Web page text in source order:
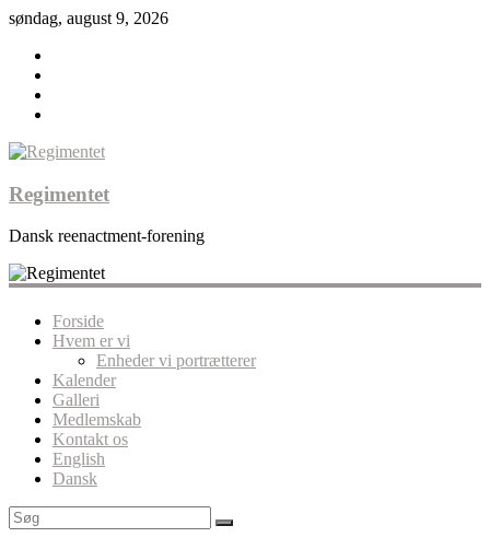
søndag, august 9, 2026
Regimentet
Dansk reenactment-forening
Forside
Hvem er vi
Enheder vi portrætterer
Kalender
Galleri
Medlemskab
Kontakt os
English
Dansk